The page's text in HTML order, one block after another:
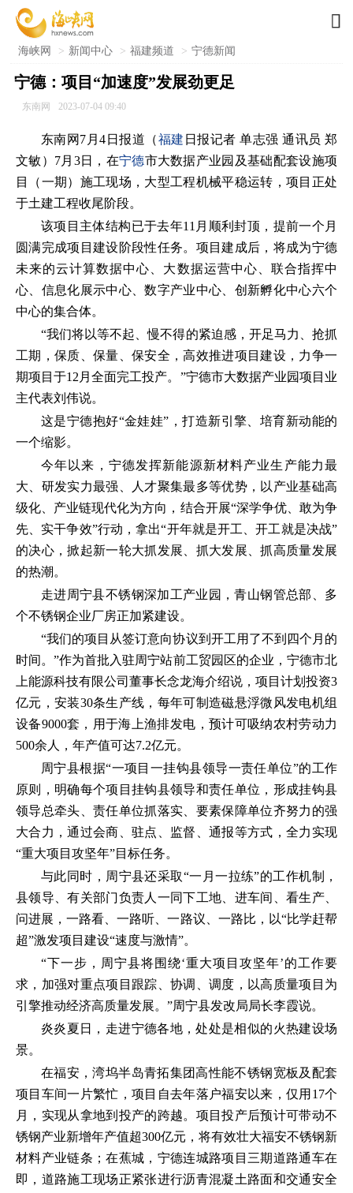

海峡网 > 新闻中心 > 福建频道 > 宁德新闻
宁德：项目“加速度”发展劲更足
东南网 2023-07-04 09:40
东南网7月4日报道（福建 日报记者 单志强 通讯员 郑
文敏）7月3日，在宁德市大数据产业园及基础配套设施项
目（一期）施工现场，大型工程机械平稳运转，项目正处
于土建工程收尾阶段。
该项目主体结构已于去年11月顺利封顶，提前一个月
圆满完成项目建设阶段性任务。项目建成后，将成为宁德
未来的云计算数据中心、大数据运营中心、联合指挥中
心、信息化展示中心、数字产业中心、创新孵化中心六个
中心的集合体。
“我们将以等不起、慢不得的紧迫感，开足马力、抢抓
工期，保质、保量、保安全，高效推进项目建设，力争一
期项目于12月全面完工投产。”宁德市大数据产业园项目业
主代表刘伟说。
这是宁德抱好“金娃娃”，打造新引擎、培育新动能的
一个缩影。
今年以来，宁德发挥新能源新材料产业生产能力最
大、研发实力最强、人才聚集最多等优势，以产业基础高
级化、产业链现代化为方向，结合开展“深学争优、敢为争
先、实干争效”行动，拿出“开年就是开工、开工就是决战”
的决心，掀起新一轮大抓发展、抓大发展、抓高质量发展
的热潮。
走进周宁县不锈钢深加工产业园，青山钢管总部、多
个不锈钢企业厂房正加紧建设。
“我们的项目从签订意向协议到开工用了不到四个月的
时间。”作为首批入驻周宁站前工贸园区的企业，宁德市北
上能源科技有限公司董事长念龙海介绍说，项目计划投资3
亿元，安装30条生产线，每年可制造磁悬浮微风发电机组
设备9000套，用于海上渔排发电，预计可吸纳农村劳动力
500余人，年产值可达7.2亿元。
周宁县根据“一项目一挂钩县领导一责任单位”的工作
原则，明确每个项目挂钩县领导和责任单位，形成挂钩县
领导总牵头、责任单位抓落实、要素保障单位齐努力的强
大合力，通过会商、驻点、监督、通报等方式，全力实现
“重大项目攻坚年”目标任务。
与此同时，周宁县还采取“一月一拉练”的工作机制，
县领导、有关部门负责人一同下工地、进车间、看生产、
问进展，一路看、一路听、一路议、一路比，以“比学赶帮
超”激发项目建设“速度与激情”。
“下一步，周宁县将围绕‘重大项目攻坚年’的工作要
求，加强对重点项目跟踪、协调、调度，以高质量项目为
引擎推动经济高质量发展。”周宁县发改局局长李霞说。
炎炎夏日，走进宁德各地，处处是相似的火热建设场
景。
在福安，湾坞半岛青拓集团高性能不锈钢宽板及配套
项目车间一片繁忙，项目自去年落户福安以来，仅用17个
月，实现从拿地到投产的跨越。项目投产后预计可带动不
锈钢产业新增年产值超300亿元，将有效壮大福安不锈钢新
材料产业链条；在蕉城，宁德连城路项目三期道路通车在
即，道路施工现场正紧张进行沥青混凝土路面和交通安全